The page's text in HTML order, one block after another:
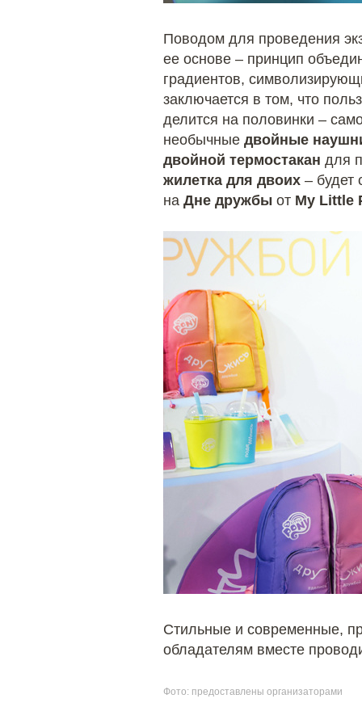
Поводом для проведения
ее основе – принцип
градиентов,
заключается в том, что
делится на половинки –
необычные двойные
двойной термостакан для
жилетка для двоих – будет
на Дне дружбы от My Little
Стильные и современные,
обладателям вместе
Фото: предоставлены организаторами